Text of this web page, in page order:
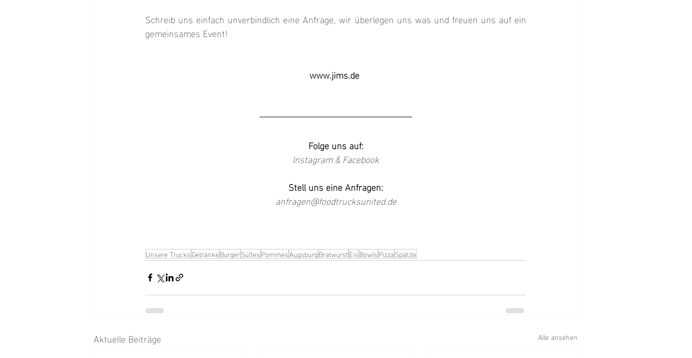
Schreib uns einfach unverbindlich eine Anfrage, wir überlegen uns was und freuen uns auf ein
gemeinsames Event!
www.jims.de
Folge uns auf:
Instagram & Facebook
Stell uns eine Anfragen:
anfragen@foodtrucksunited.de
Unsere TrucksGetränkeBurgerSüßesPommesAugsburgBratwurstEisBowlsPizzaSpätzle
Aktuelle Beiträge Alle ansehen